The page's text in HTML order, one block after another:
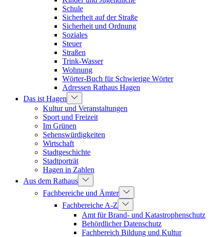
Schule
Sicherheit auf der Straße
Sicherheit und Ordnung
Soziales
Steuer
Straßen
Trink-Wasser
Wohnung
Wörter-Buch für Schwierige Wörter
Adressen Rathaus Hagen
Das ist Hagen
Kultur und Veranstaltungen
Sport und Freizeit
Im Grünen
Sehenswürdigkeiten
Wirtschaft
Stadtgeschichte
Stadtporträt
Hagen in Zahlen
Aus dem Rathaus
Fachbereiche und Ämter
Fachbereiche A-Z
Amt für Brand- und Katastrophenschutz
Behördlicher Datenschutz
Fachbereich Bildung und Kultur